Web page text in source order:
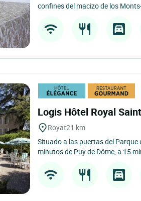
confines del macizo de los
Logis Hôtel Royal
Royat21 km
Situado a las puertas del Parque
minutos de Puy de Dôme, a 15